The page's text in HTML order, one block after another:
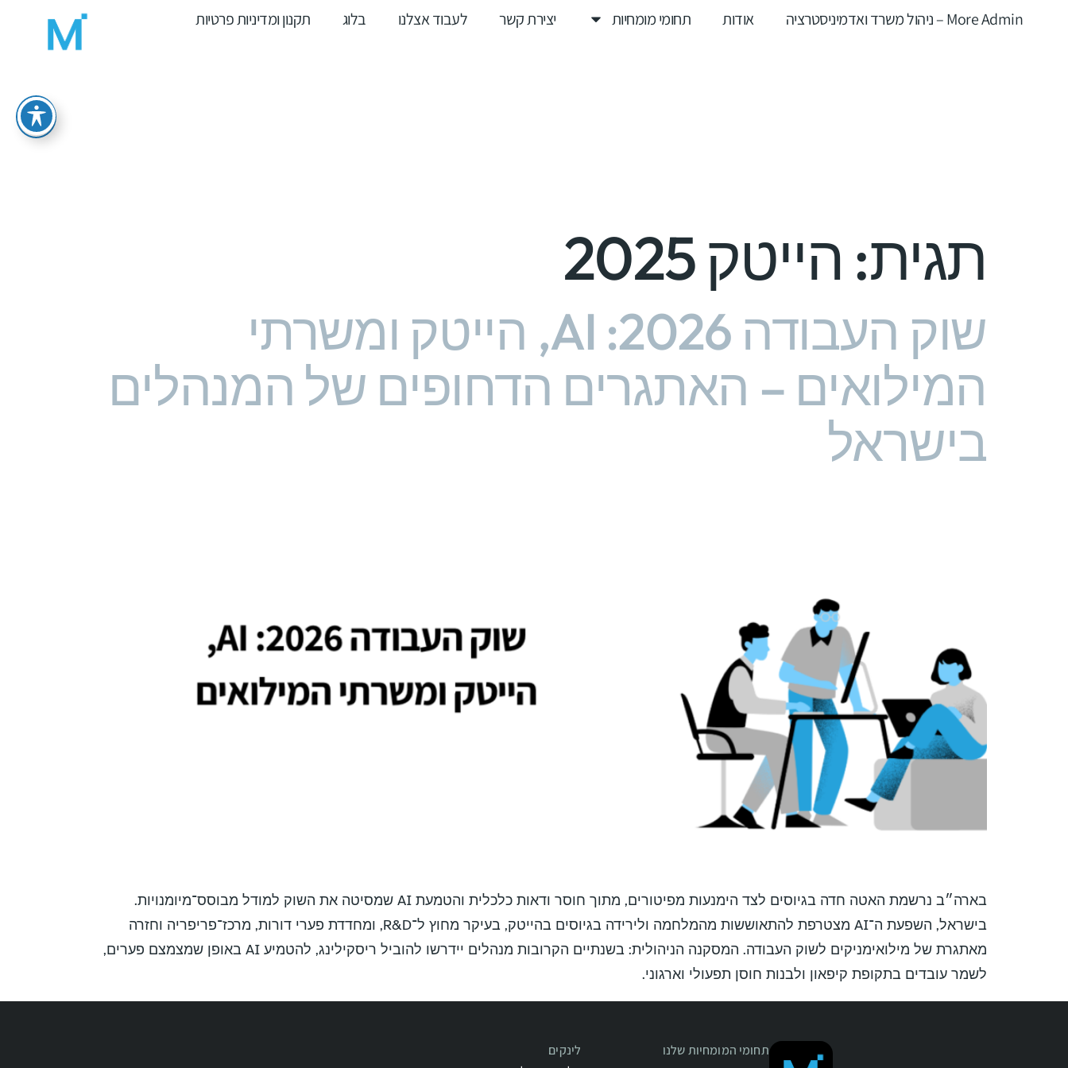
More Admin – ניהול משרד ואדמיניסטרציה אודות תחומי מומחיות יצירת קשר לעבוד אצלנו בלוג תקנון ומדיניות פרטיות
תגית: הייטק 2025
שוק העבודה 2026: AI, הייטק ומשרתי
המילואים – האתגרים הדחופים של המנהלים
בישראל
בארה״ב נרשמת האטה חדה בגיוסים לצד הימנעות מפיטורים, מתוך חוסר ודאות כלכלית והטמעת AI שמסיטה את השוק למודל מבוסס־מיומנויות.
בישראל, השפעת ה־AI מצטרפת להתאוששות מהמלחמה ולירידה בגיוסים בהייטק, בעיקר מחוץ ל־R&D, ומחדדת פערי דורות, מרכז־פריפריה וחזרה
מאתגרת של מילואימניקים לשוק העבודה. המסקנה הניהולית: בשנתיים הקרובות מנהלים יידרשו להוביל ריסקילינג, להטמיע AI באופן שמצמצם פערים,
לשמר עובדים בתקופת קיפאון ולבנות חוסן תפעולי וארגוני.
תחומי המומחיות שלנו לינקים